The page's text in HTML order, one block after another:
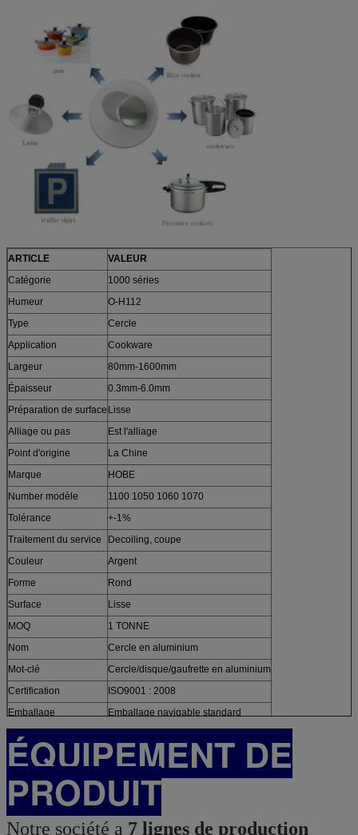
ARTICLE
VALEUR
Catégorie
1000 séries
Humeur
O-H112
Type
Cercle
Application
Cookware
Largeur
80mm-1600mm
Épaisseur
0.3mm-6.0mm
Préparation de surface Lisse
Alliage ou pas
Est l'alliage
Point d'origine
La Chine
Marque
HOBE
Number modèle
1100 1050 1060 1070
Tolérance
+-1%
Traitement du service
Decoiling, coupe
Couleur
Argent
Forme
Rond
Surface
Lisse
MOQ
1 TONNE
Nom
Cercle en aluminium
Mot-clé
Cercle/disque/gaufrette en aluminium
Certification
ISO9001 : 2008
Emballage
Emballage navigable standard
ÉQUIPEMENT DE
PRODUIT
Notre société a 7 lignes de production